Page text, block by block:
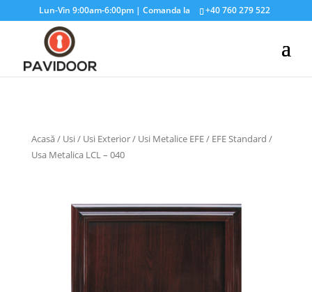
Lun-Vin 9:00am-6:00pm | Comanda la +40 760 279 522
Acasă/ Usi/ Usi Exterior/ Usi Metalice EFE/ EFE Standard /
Usa Metalica LCL – 040